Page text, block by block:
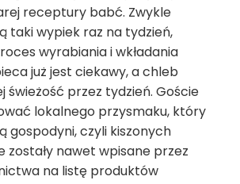
receptury babć. Zwykle
taki wypiek raz na tydzień,
wyrabiania i wkładania
już jest ciekawy, a chleb
świeżość przez tydzień. Goście
lokalnego przysmaku, który
gospodyni, czyli kiszonych
zostały nawet wpisane przez
na listę produktów